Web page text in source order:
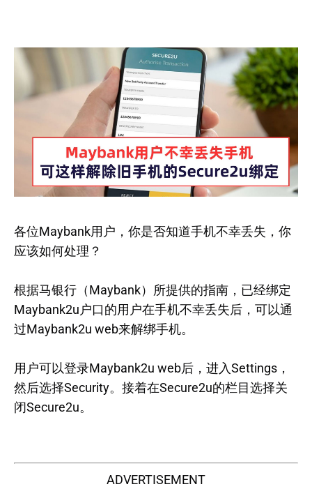
各位Maybank用户，你是否知道手机不幸丢失，你
应该如何处理？
根据马银行（Maybank）所提供的指南，已经绑定
Maybank2u户口的用户在手机不幸丢失后，可以通
过Maybank2u web来解绑手机。
用户可以登录Maybank2u web后，进入Settings，
然后选择Security。接着在Secure2u的栏目选择关
闭Secure2u。
ADVERTISEMENT